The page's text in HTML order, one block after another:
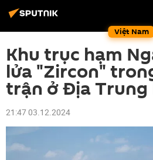
Việt Nam
Khu trục hạm
lửa "Zircon"
trận ở Địa Trung
21:47 03.12.2024